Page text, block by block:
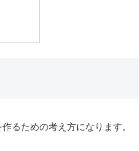
るための考え方になります。